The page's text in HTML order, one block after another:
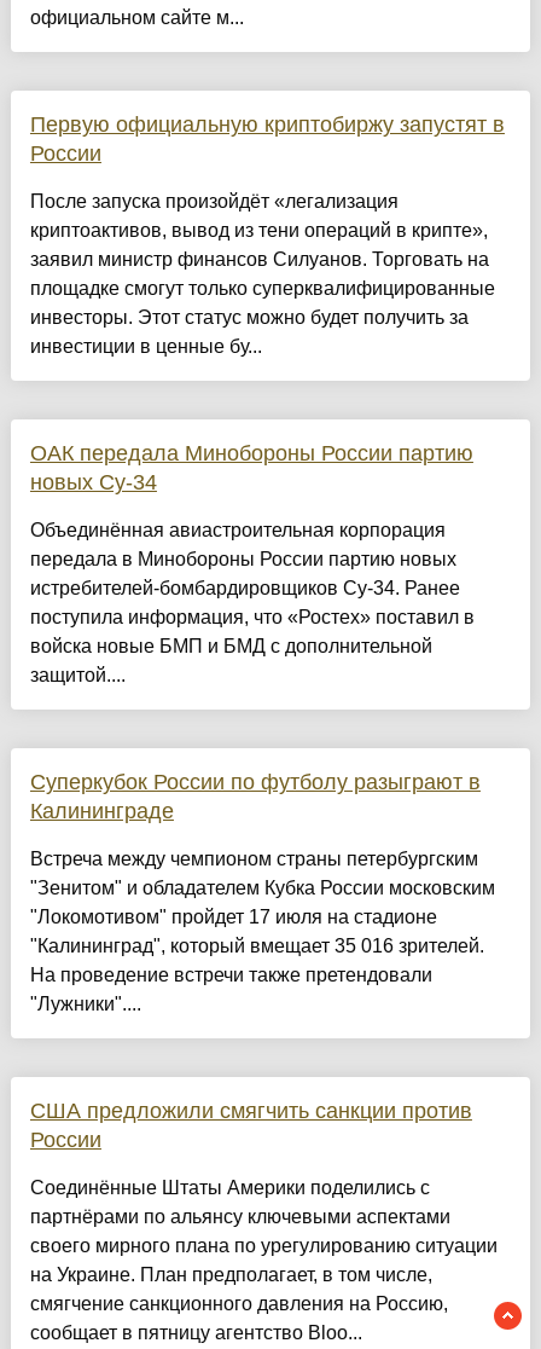
официальном сайте м...
Первую официальную криптобиржу запустят в
России
После запуска произойдёт «легализация
криптоактивов, вывод из тени операций в крипте»,
заявил министр финансов Силуанов. Торговать на
площадке смогут только суперквалифицированные
инвесторы. Этот статус можно будет получить за
инвестиции в ценные бу...
ОАК передала Минобороны России партию
новых Су-34
Объединённая авиастроительная корпорация
передала в Минобороны России партию новых
истребителей-бомбардировщиков Су-34. Ранее
поступила информация, что «Ростех» поставил в
войска новые БМП и БМД с дополнительной
защитой....
Суперкубок России по футболу разыграют в
Калининграде
Встреча между чемпионом страны петербургским
"Зенитом" и обладателем Кубка России московским
"Локомотивом" пройдет 17 июля на стадионе
"Калининград", который вмещает 35 016 зрителей.
На проведение встречи также претендовали
"Лужники"....
США предложили смягчить санкции против
России
Соединённые Штаты Америки поделились с
партнёрами по альянсу ключевыми аспектами
своего мирного плана по урегулированию ситуации
на Украине. План предполагает, в том числе,
смягчение санкционного давления на Россию,
сообщает в пятницу агентство Bloo...